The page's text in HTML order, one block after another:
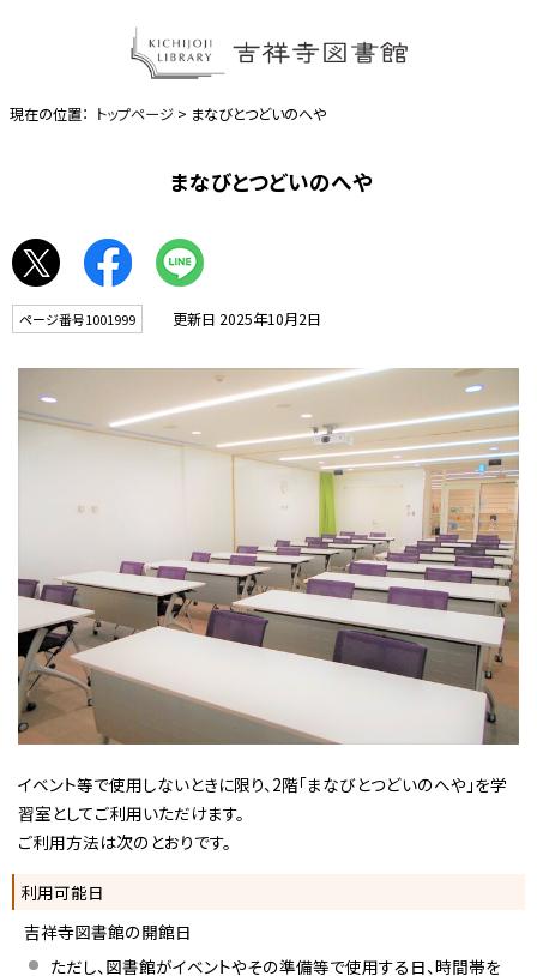
現在の位置： トップページ > まなびとつどいのへや
まなびとつどいのへや
ページ番号1001999 更新日 2025年10月2日
イベント等で使用しないときに限り、2階「まなびとつどいのへや」を学
習室としてご利用いただけます。
ご利用方法は次のとおりです。
利用可能日
吉祥寺図書館の開館日
ただし、図書館がイベントやその準備等で使用する日、時間帯を